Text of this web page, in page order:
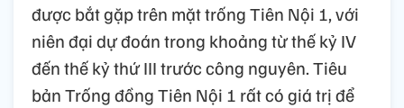
được bắt gặp trên mặt trống Tiên Nội 1, với
niên đại dự đoán trong khoảng từ thế kỷ IV
đến thế kỷ thứ III trước công nguyên. Tiêu
bản Trống đồng Tiên Nội 1 rất có giá trị để